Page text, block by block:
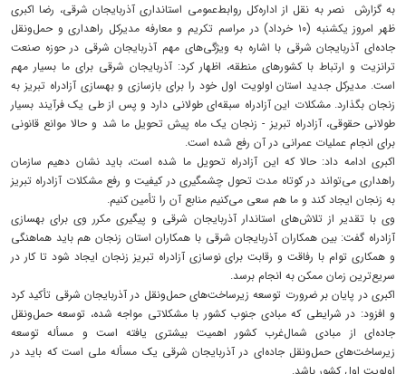
به گزارش نصر به نقل از اداره‌کل روابط‌عمومی استانداری آذربایجان شرقی، رضا اکبری
ظهر امروز یکشنبه (۱۰ خرداد) در مراسم تکریم و معارفه مدیرکل راهداری و حمل‌ونقل
جاده‌ای آذربایجان شرقی با اشاره به ویژگی‌های مهم آذربایجان شرقی در حوزه صنعت
ترانزیت و ارتباط با کشورهای منطقه، اظهار کرد: آذربایجان شرقی برای ما بسیار مهم
است. مدیرکل جدید استان اولویت اول خود را برای بازسازی و بهسازی آزادراه تبریز به
زنجان بگذارد.‌ مشکلات این آزادراه سبقه‌ای طولانی دارد و پس از طی یک فرآیند بسیار
طولانی حقوقی، آزادراه تبریز - زنجان یک ماه پیش تحویل ما شد و حالا موانع قانونی
برای انجام عملیات عمرانی در آن رفع شده است.
اکبری ادامه داد: حالا که این آزادراه تحویل ما شده است، باید نشان دهیم سازمان
راهداری می‌تواند در کوتاه مدت تحول چشمگیری در کیفیت و رفع مشکلات آزادراه تبریز
به زنجان ایجاد کند و ما هم سعی می‌کنیم منابع آن را تأمین کنیم.
وی با تقدیر از تلاش‌های استاندار آذربایجان شرقی و پیگیری مکرر وی برای بهسازی
آزادراه گفت: بین همکاران آذربایجان شرقی با همکاران استان زنجان هم باید هماهنگی
و همکاری توام با رفاقت و رقابت برای نوسازی آزادراه تبریز زنجان ایجاد شود تا کار در
سریع‌ترین زمان ممکن به انجام برسد.
اکبری در پایان بر ضرورت توسعه زیرساخت‌های حمل‌ونقل در آذربایجان شرقی تأکید کرد
و افزود: در شرایطی که مبادی جنوب کشور با مشکلاتی مواجه شده، توسعه حمل‌ونقل
جاده‌ای از مبادی شمال‌غرب کشور اهمیت بیشتری یافته است و مسأله توسعه
زیرساخت‌های حمل‌ونقل جاده‌ای در آذربایجان شرقی یک مسأله ملی است که باید در